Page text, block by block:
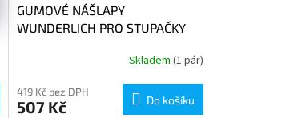
GUMOVÉ NÁŠLAPY
WUNDERLICH PRO STUPAČKY
Skladem (1 pár)
419 Kč bez DPH
507 Kč Do košíku